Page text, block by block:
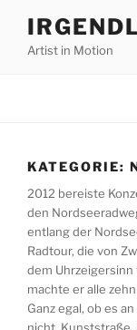
Inhalt
springenArtist in Motion
KATEGORIE:
2012 bereiste
den
entlang der
Radtour, die von
dem
machte er alle
Ganz egal, ob es